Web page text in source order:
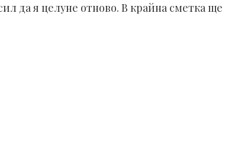
да я целуне отново. В крайна сметка ще